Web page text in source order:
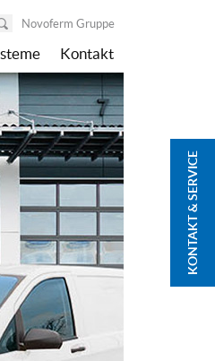
Novoferm Gruppe
Kontakt
KONTAKT & SERVICE